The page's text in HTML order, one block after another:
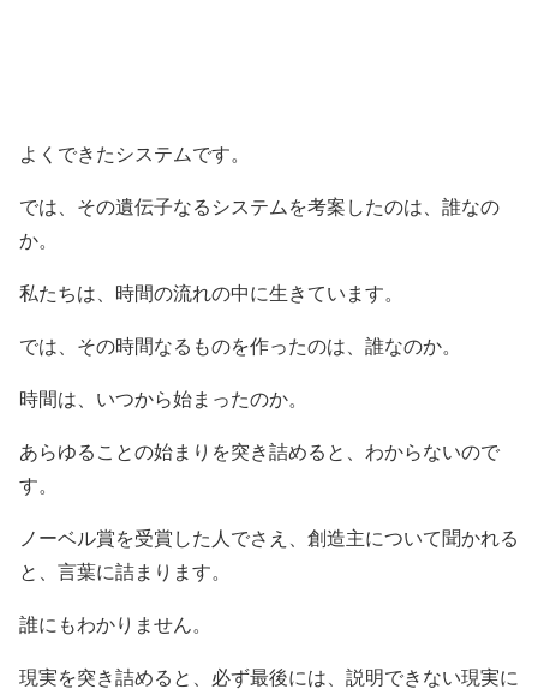
よくできたシステムです。
では、その遺伝子なるシステムを考案したのは、誰なの
か。
私たちは、時間の流れの中に生きています。
では、その時間なるものを作ったのは、誰なのか。
時間は、いつから始まったのか。
あらゆることの始まりを突き詰めると、わからないので
す。
ノーベル賞を受賞した人でさえ、創造主について聞かれる
と、言葉に詰まります。
誰にもわかりません。
現実を突き詰めると、必ず最後には、説明できない現実に